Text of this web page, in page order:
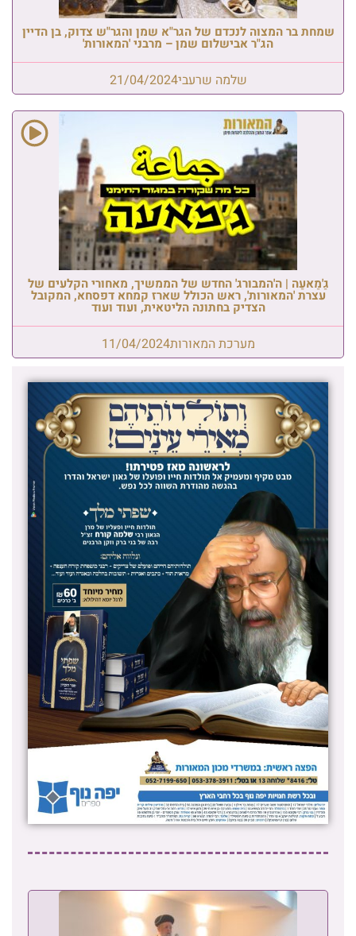
שמחת בר המצוה לנכדם של הגר"א שמן והגר"ש צדוק, בן הדיין
הג"ר אבישלום שמן – מרבני 'המאורות'
שלמה שרעבי21/04/2024
גַ'מַאעַה | ה'המבורג' החדש של הממשיך, מאחורי הקלעים של
עצרת 'המאורות', ראש הכולל שארז קמחא דפסחא, המקובל
הצדיק בחתונה הליטאית, ועוד ועוד
מערכת המאורות11/04/2024